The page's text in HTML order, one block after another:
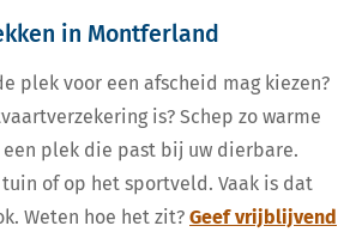
in Montferland
plek voor een afscheid mag kiezen?
is? Schep zo warme
plek die past bij uw dierbare.
of op het sportveld. Vaak is dat
Weten hoe het zit? Geef vrijblijvend